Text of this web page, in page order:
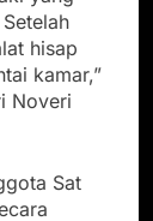
hisap
kamar,”
Noveri
Sat